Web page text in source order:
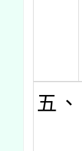
五、